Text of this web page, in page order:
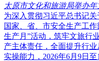
太原市文化和旅游局举办
为深入贯彻习近平总书记
国家、省、市安全生产工
生产月”活动，筑牢文旅行
产主体责任，全面提升行
实操能力，2026年6月9日